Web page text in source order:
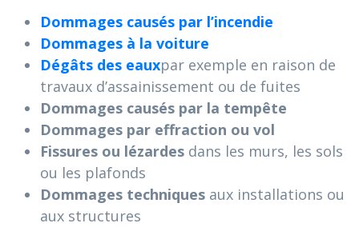
Dommages causés par l’incendie
Dommages à la voiture
Dégâts des eauxpar exemple en raison de
travaux d’assainissement ou de fuites
Dommages causés par la tempête
Dommages par effraction ou vol
Fissures ou lézardes dans les murs, les sols
ou les plafonds
Dommages techniques aux installations ou
aux structures